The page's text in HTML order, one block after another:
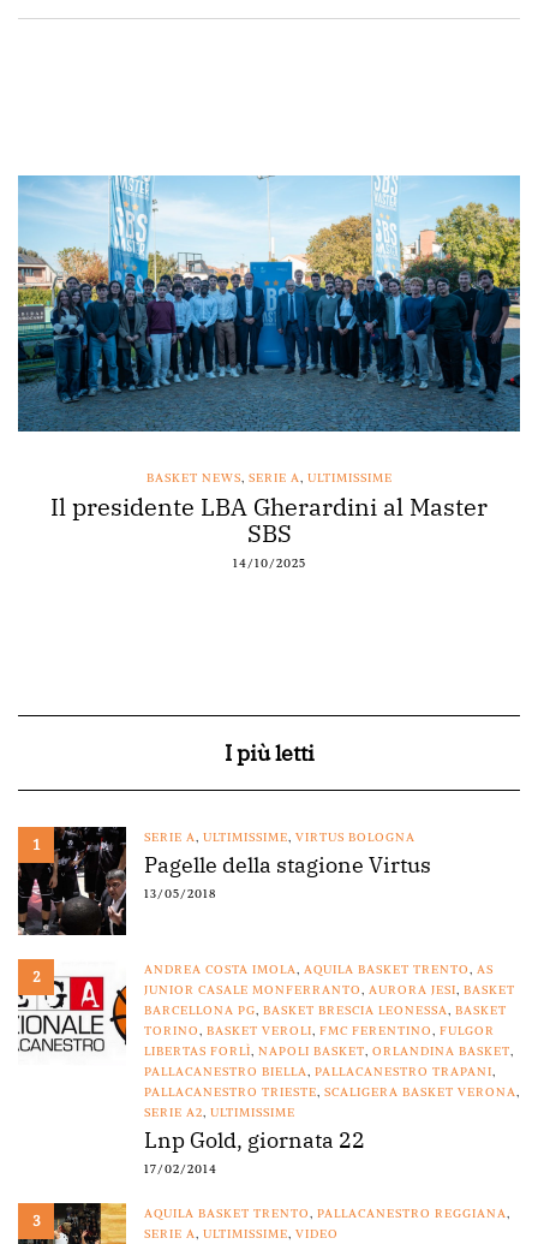
BASKET NEWS, SERIE A, ULTIMISSIME
Il presidente LBA Gherardini al Master
SBS
14/10/2025
I più letti
1 SERIE A, ULTIMISSIME, VIRTUS BOLOGNA
Pagelle della stagione Virtus
13/05/2018
2 ANDREA COSTA IMOLA, AQUILA BASKET TRENTO, AS
JUNIOR CASALE MONFERRANTO, AURORA JESI, BASKET
BARCELLONA PG, BASKET BRESCIA LEONESSA, BASKET
TORINO, BASKET VEROLI, FMC FERENTINO, FULGOR
LIBERTAS FORLÌ, NAPOLI BASKET, ORLANDINA BASKET,
PALLACANESTRO BIELLA, PALLACANESTRO TRAPANI,
PALLACANESTRO TRIESTE, SCALIGERA BASKET VERONA,
SERIE A2, ULTIMISSIME
Lnp Gold, giornata 22
17/02/2014
3 AQUILA BASKET TRENTO, PALLACANESTRO REGGIANA,
SERIE A, ULTIMISSIME, VIDEO